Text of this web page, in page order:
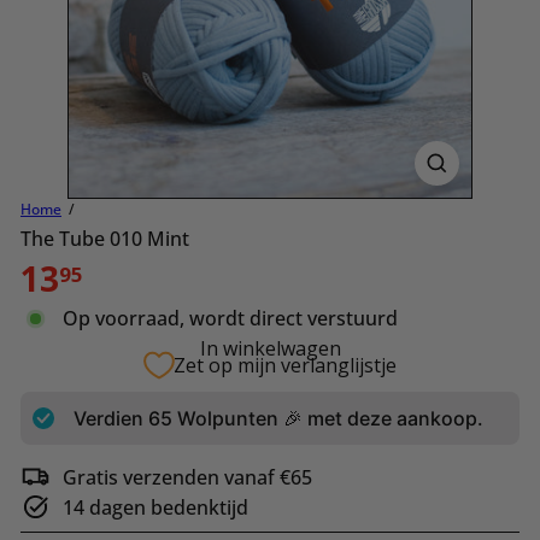
Home
The Tube 010 Mint
Normale
prijs
1395
Op voorraad, wordt direct verstuurd
In winkelwagen
Zet op mijn verlanglijstje
Verdien 65 Wolpunten 🎉 met deze aankoop.
Gratis verzenden vanaf €65
14 dagen bedenktijd